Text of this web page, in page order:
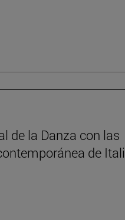
de la Danza con las
de